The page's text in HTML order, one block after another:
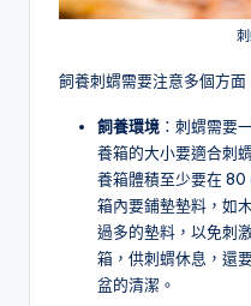
飼養刺蝟需要注意多個方
飼養環境 ：刺蝟需要
養箱的大小要適合刺
養箱體積至少要在
箱內要鋪墊墊料，如
過多的墊料，以免刺
箱，供刺蝟休息，還
盆的清潔。